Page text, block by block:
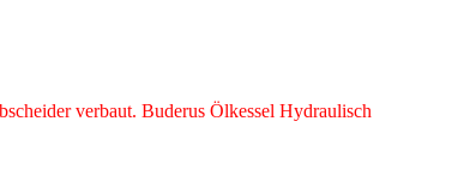
verbaut. Buderus Ölkessel Hydraulisch